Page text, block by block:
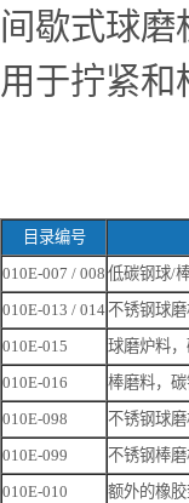
间歇式球磨
用于拧紧
目录编号
010E-007 / 008 低碳钢球/
010E-013 / 014不锈钢球
010E-015
球磨炉料，
010E-016
棒磨料，碳
010E-098
不锈钢球
010E-099
不锈钢棒
010E-010
额外的橡胶